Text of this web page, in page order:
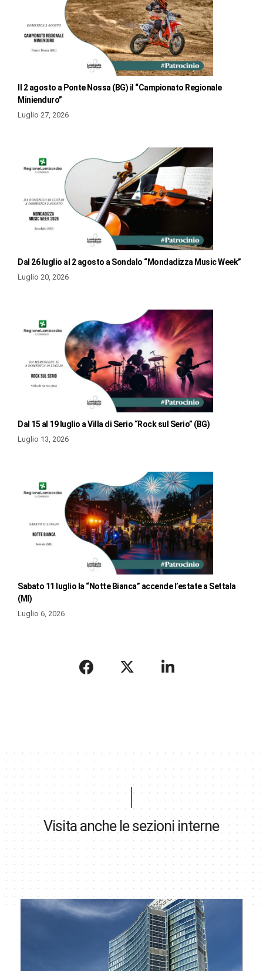
Il 2 agosto a Ponte Nossa (BG) il “Campionato Regionale
Minienduro”
Luglio 27, 2026
Dal 26 luglio al 2 agosto a Sondalo “Mondadizza Music Week”
Luglio 20, 2026
Dal 15 al 19 luglio a Villa di Serio “Rock sul Serio” (BG)
Luglio 13, 2026
Sabato 11 luglio la “Notte Bianca” accende l’estate a Settala
(MI)
Luglio 6, 2026
Visita anche le sezioni interne